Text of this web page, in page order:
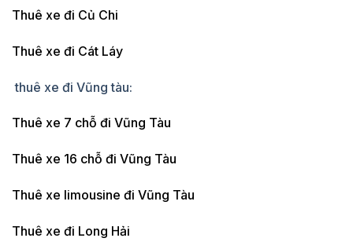
Thuê xe đi Củ Chi
Thuê xe đi Cát Láy
thuê xe đi Vũng tàu:
Thuê xe 7 chỗ đi Vũng Tàu
Thuê xe 16 chỗ đi Vũng Tàu
Thuê xe limousine đi Vũng Tàu
Thuê xe đi Long Hải